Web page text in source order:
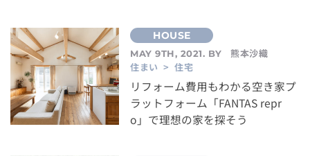
MAY 9TH, 2021. BY
熊本沙織
住まい > 住宅
リフォーム費用もわかる空き家プ
ラットフォーム「FANTAS repr
o」で理想の家を探そう